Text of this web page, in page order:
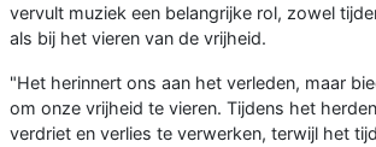
vervult muziek een belangrijke rol, zowel
als bij het vieren van de vrijheid.
"Het herinnert ons aan het verleden, maar
om onze vrijheid te vieren. Tijdens het
verdriet en verlies te verwerken, terwijl het